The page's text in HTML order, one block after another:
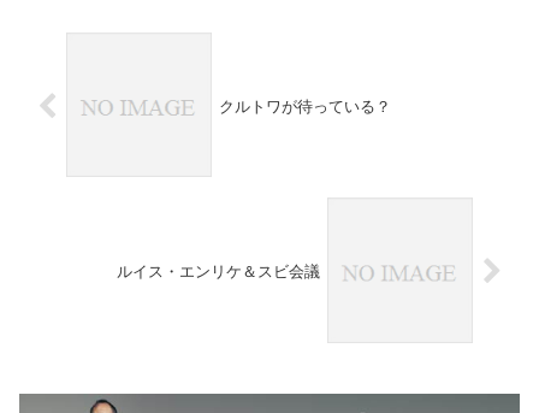
クルトワが待っている？
ルイス・エンリケ＆スビ会議